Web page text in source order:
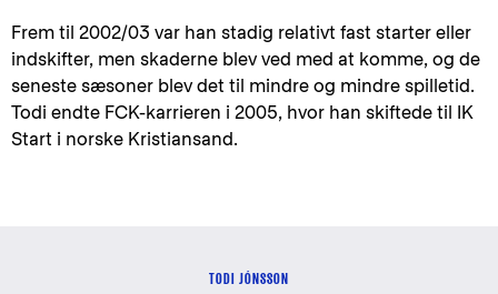
Frem til 2002/03 var han stadig relativt fast starter eller
indskifter, men skaderne blev ved med at komme, og de
seneste sæsoner blev det til mindre og mindre spilletid.
Todi endte FCK-karrieren i 2005, hvor han skiftede til IK
Start i norske Kristiansand.
TODI JÓNSSON